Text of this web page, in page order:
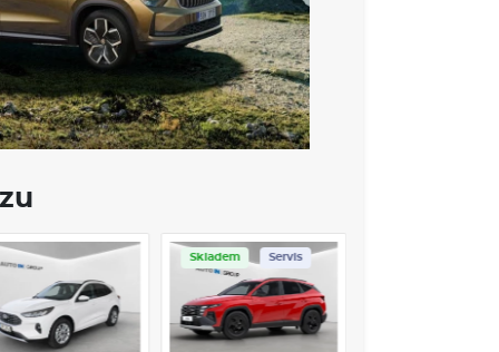
- VÝBAVA A BEZPEČNOST
Skladem Servis